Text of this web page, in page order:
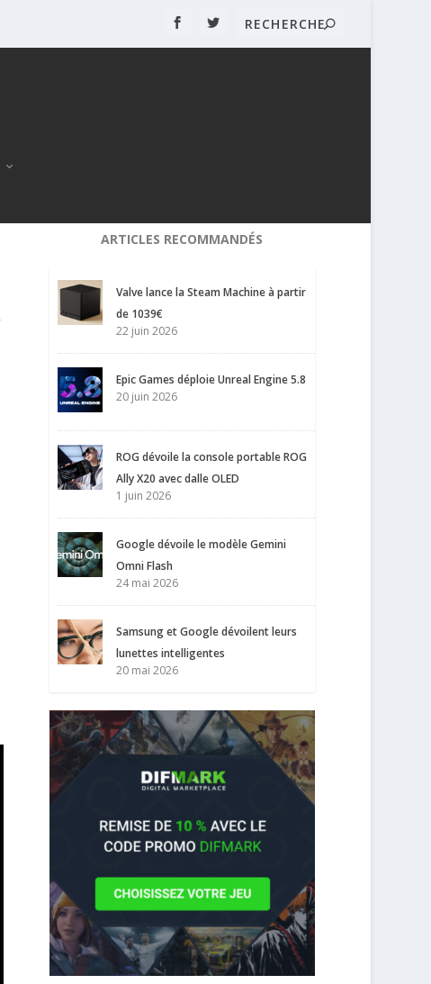
ARTICLES RECOMMANDÉS
Valve lance la Steam Machine à partir
de 1039€
22 juin 2026
Epic Games déploie Unreal Engine 5.8
20 juin 2026
ROG dévoile la console portable ROG
Ally X20 avec dalle OLED
1 juin 2026
Google dévoile le modèle Gemini
Omni Flash
24 mai 2026
Samsung et Google dévoilent leurs
lunettes intelligentes
20 mai 2026